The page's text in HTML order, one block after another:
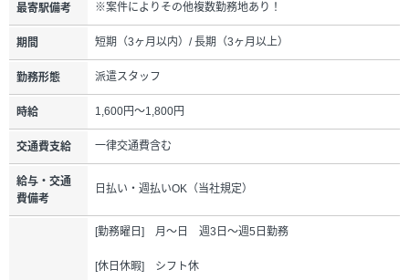
最寄駅備考 ※案件によりその他複数勤務地あり！
期間 短期（3ヶ月以内）/ 長期（3ヶ月以上）
勤務形態 派遣スタッフ
時給 1,600円～1,800円
交通費支給 一律交通費含む
給与・交通
費備考
日払い・週払いOK（当社規定）
[勤務曜日] 月～日 週3日～週5日勤務
[休日休暇] シフト休